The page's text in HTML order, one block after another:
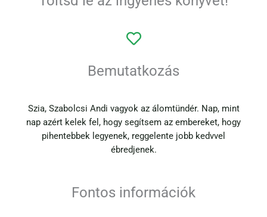
Bemutatkozás
Szia, Szabolcsi Andi vagyok az álomtündér. Nap, mint
nap azért kelek fel, hogy segítsem az embereket, hogy
pihentebbek legyenek, reggelente jobb kedvvel
ébredjenek.
Fontos információk